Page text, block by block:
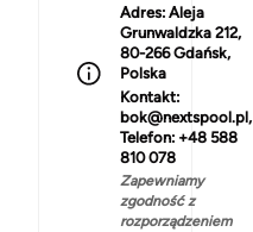
Adres: Aleja
Grunwaldzka 212,
80-266 Gdańsk,
Polska
Kontakt:
bok@nextspool.pl,
Telefon: +48 588
810 078
Zapewniamy
zgodność z
rozporządzeniem